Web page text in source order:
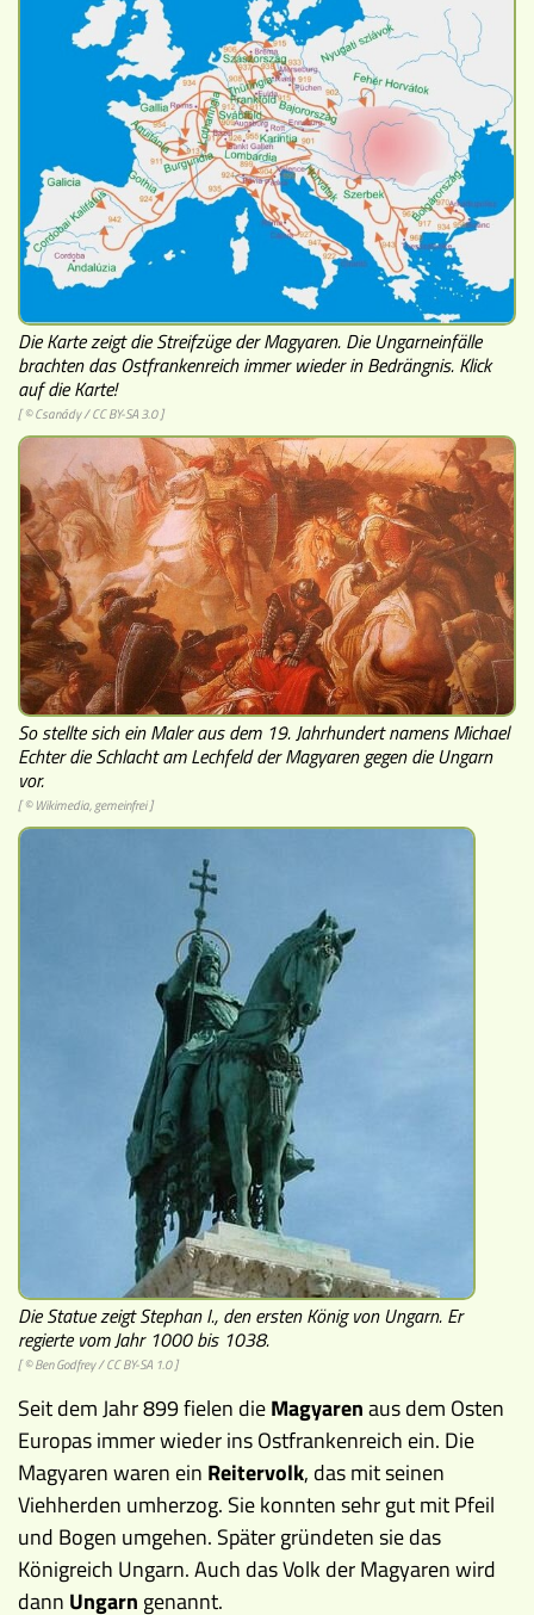
Memospiel
Videos
Mach mit!
Buchtipps
Schulmaterialien
Museen
Die Karte zeigt die Streifzüge der Magyaren. Die Ungarneinfälle
brachten das Ostfrankenreich immer wieder in Bedrängnis. Klick
auf die Karte!
[ ©Csanády/CC BY-SA 3.0]
So stellte sich ein Maler aus dem 19. Jahrhundert namens Michael
Echter die Schlacht am Lechfeld der Magyaren gegen die Ungarn
vor.
[ © Wikimedia, gemeinfrei ]
Die Statue zeigt Stephan I., den ersten König von Ungarn. Er
regierte vom Jahr 1000 bis 1038.
[ © Ben Godfrey /CC BY-SA 1.0]
Seit dem Jahr 899 fielen dieMagyarenaus dem Osten
Europas immer wieder ins Ostfrankenreich ein. Die
Magyaren waren ein Reitervolk, das mit seinen
Viehherden umherzog. Sie konnten sehr gut mit Pfeil
und Bogen umgehen. Später gründeten sie das
Königreich Ungarn. Auch das Volk der Magyaren wird
dann Ungarn genannt.